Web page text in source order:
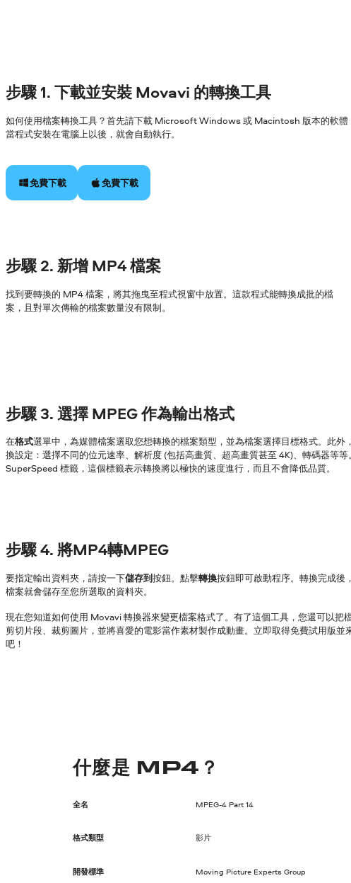
步驟 1. 下載並安裝 Movavi 的轉換工具
如何使用檔案轉換工具？首先請下載 Microsoft Windows 或 Macintosh 版本的軟體
當程式安裝在電腦上以後，就會自動執行。
免費下載 免費下載
步驟 2. 新增 MP4 檔案
找到要轉換的 MP4 檔案，將其拖曳至程式視窗中放置。這款程式能轉換成批的檔
案，且對單次傳輸的檔案數量沒有限制。
步驟 3. 選擇 MPEG 作為輸出格式
在格式選單中，為媒體檔案選取您想轉換的檔案類型，並為檔案選擇目標格式。此外
換設定：選擇不同的位元速率、解析度 (包括高畫質、超高畫質甚至 4K)、轉碼器等
SuperSpeed 標籤，這個標籤表示轉換將以極快的速度進行，而且不會降低品質。
步驟 4. 將MP4轉MPEG
要指定輸出資料夾，請按一下儲存到按鈕。點擊轉換按鈕即可啟動程序。轉換完成後
檔案就會儲存至您所選取的資料夾。
現在您知道如何使用 Movavi 轉換器來變更檔案格式了。有了這個工具，您還可以把檔
剪切片段、裁剪圖片，並將喜愛的電影當作素材製作成動畫。立即取得免費試用版並
吧！
什麼是 MP4？
全名 MPEG-4 Part 14
格式類型 影片
開發標準 Moving Picture Experts Group